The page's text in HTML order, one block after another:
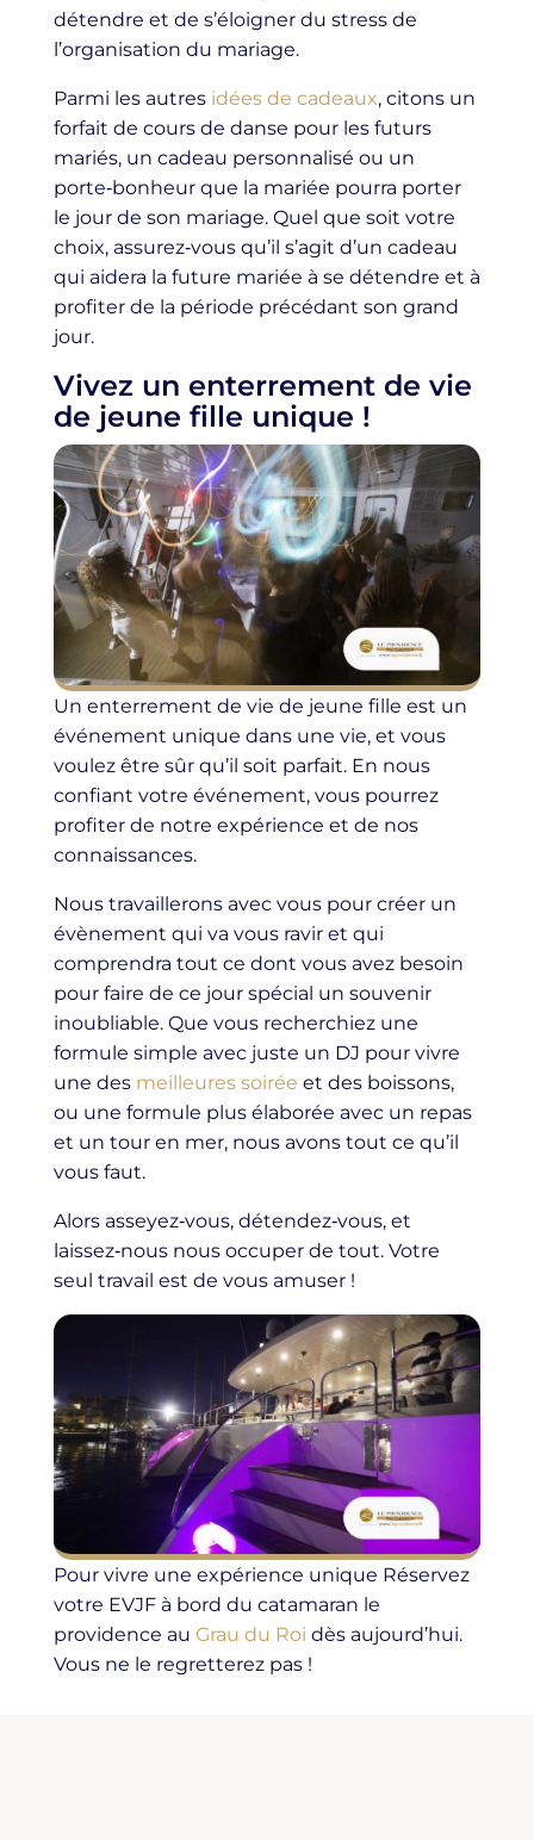
détendre et de s’éloigner du stress de
l’organisation du mariage.
Parmi les autres idées de cadeaux, citons un
forfait de cours de danse pour les futurs
mariés, un cadeau personnalisé ou un
porte‑bonheur que la mariée pourra porter
le jour de son mariage. Quel que soit votre
choix, assurez‑vous qu’il s’agit d’un cadeau
qui aidera la future mariée à se détendre et à
profiter de la période précédant son grand
jour.
Vivez un enterrement de vie
de jeune fille unique !
Un enterrement de vie de jeune fille est un
événement unique dans une vie, et vous
voulez être sûr qu’il soit parfait. En nous
confiant votre événement, vous pourrez
profiter de notre expérience et de nos
connaissances.
Nous travaillerons avec vous pour créer un
évènement qui va vous ravir et qui
comprendra tout ce dont vous avez besoin
pour faire de ce jour spécial un souvenir
inoubliable. Que vous recherchiez une
formule simple avec juste un DJ pour vivre
une des meilleures soirée et des boissons,
ou une formule plus élaborée avec un repas
et un tour en mer, nous avons tout ce qu’il
vous faut.
Alors asseyez‑vous, détendez‑vous, et
laissez‑nous nous occuper de tout. Votre
seul travail est de vous amuser !
Pour vivre une expérience unique Réservez
votre EVJF à bord du catamaran le
providence au Grau du Roi dès aujourd’hui.
Vous ne le regretterez pas !